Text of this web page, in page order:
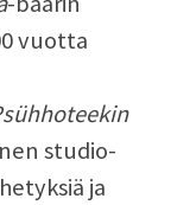
vuotta
studio-
ja